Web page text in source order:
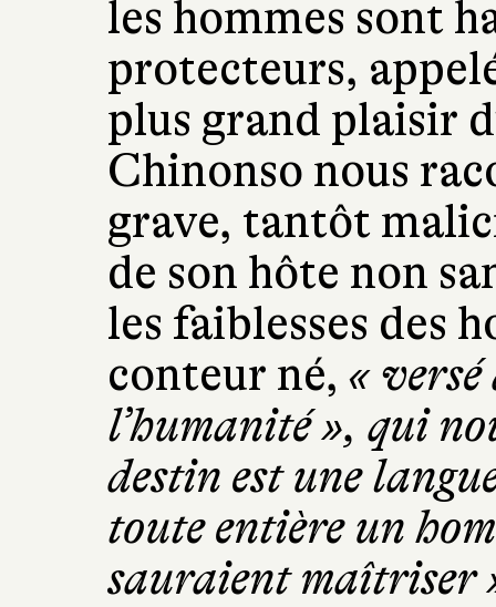
les hommes sont
protecteurs,
plus grand plaisir
Chinonso nous
grave, tantôt
de son hôte non
les faiblesses des
conteur né, « versé
l’humanité », qui
destin est une
toute entière un
sauraient maîtriser